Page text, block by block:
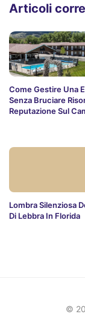
Articoli
Come Gestire Una
Senza Bruciare
Reputazione Sul
Lombra Silenziosa
Di Lebbra In Florida
©